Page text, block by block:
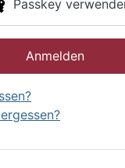
Passkey
Anmelden